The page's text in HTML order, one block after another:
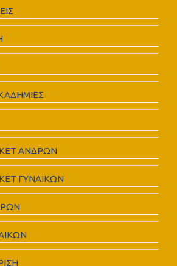
ΑΝΔΡΩΝ
ΓΥΝΑΙΚΩΝ